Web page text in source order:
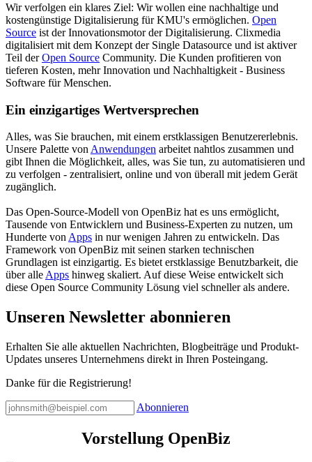
Wir verfolgen ein klares Ziel: Wir wollen eine nachhaltige und
kostengünstige Digitalisierung für KMU's ermöglichen. Open
Source ist der Innovationsmotor der Digitalisierung. Clixmedia
digitalisiert mit dem Konzept der Single Datasource und ist aktiver
Teil derOpen Source Community. Die Kunden profitieren von
tieferen Kosten, mehr Innovation und Nachhaltigkeit - Business
Software für Menschen.
Ein einzigartiges Wertversprechen
Alles, was Sie brauchen, mit einem erstklassigen Benutzererlebnis.
Unsere Palette von Anwendungen arbeitet nahtlos zusammen und
gibt Ihnen die Möglichkeit, alles, was Sie tun, zu automatisieren und
zu verfolgen - zentralisiert, online und von überall mit jedem Gerät
zugänglich.
Das Open-Source-Modell von OpenBiz hat es uns ermöglicht,
Tausende von Entwicklern und Business-Experten zu nutzen, um
Hunderte von Apps in nur wenigen Jahren zu entwickeln. Das
Framework von OpenBiz mit seinen starken technischen
Grundlagen ist einzigartig. Es bietet erstklassige Benutzbarkeit, die
über alle Apps hinweg skaliert. Auf diese Weise entwickelt sich
diese Open Source Community Lösung viel schneller als andere.
Unseren Newsletter abonnieren
Erhalten Sie alle aktuellen Nachrichten, Blogbeiträge und Produkt-
Updates unseres Unternehmens direkt in Ihren Posteingang.
Danke für die Registrierung!
Abonnieren
Vorstellung OpenBiz